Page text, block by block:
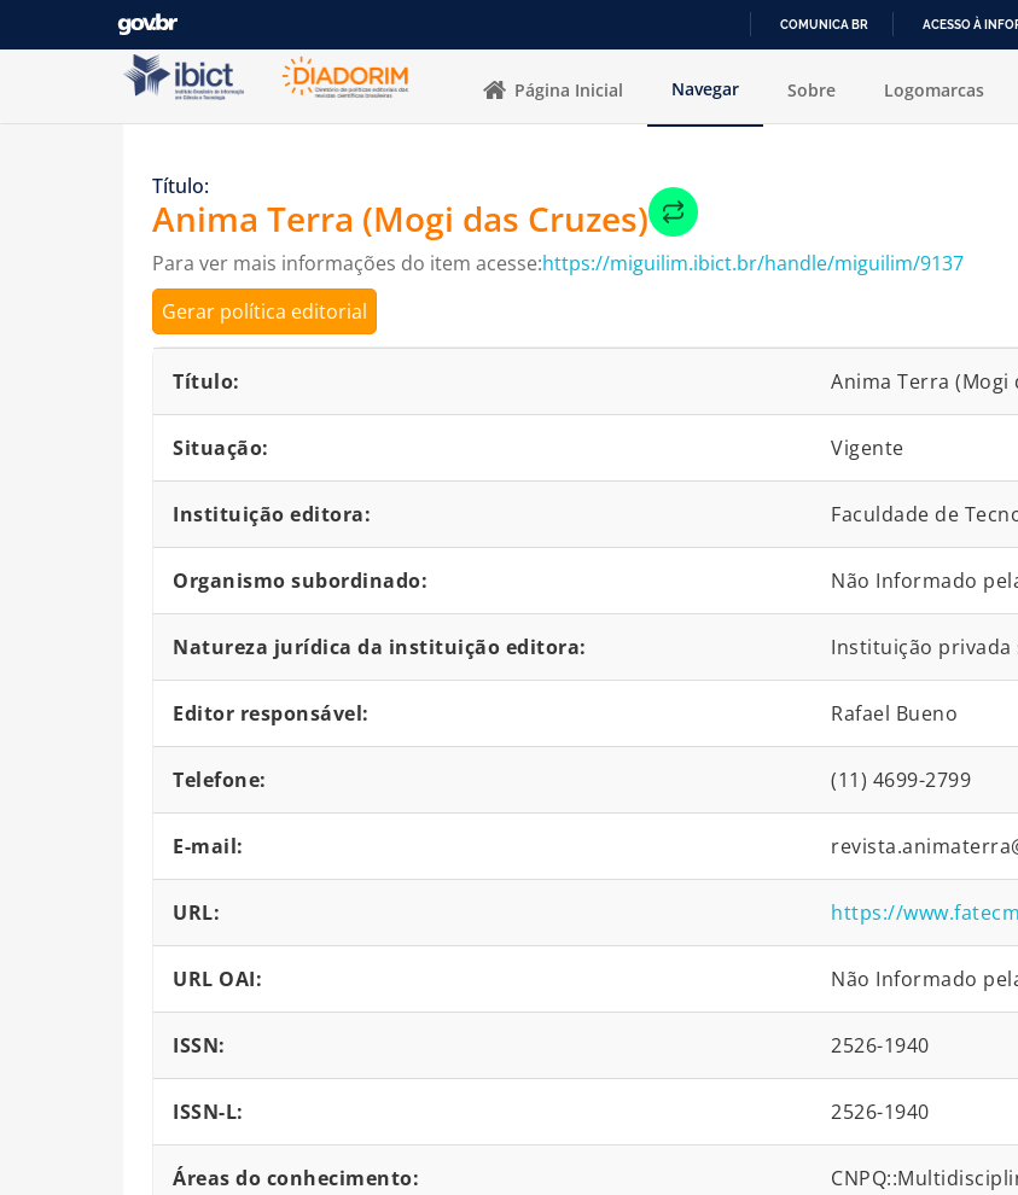
COMUNICA BR ACESSO À
Pular para o conteúdo
Página Inicial
Navegar Sobre Logomarcas
Título:
Anima Terra (Mogi das Cruzes)
Para ver mais informações do item acesse:https://miguilim.ibict.br/handle/miguilim/9137
Gerar política editorial
Título: Anima Terra (Mogi
Situação: Vigente
Instituição editora: Faculdade de
Organismo subordinado: Não Informado
Natureza jurídica da instituição editora: Instituição
Editor responsável: Rafael Bueno
Telefone: (11) 4699-2799
E-mail:
URL: https://
URL OAI: Não Informado
ISSN: 2526-1940
ISSN-L: 2526-1940
Áreas do conhecimento: